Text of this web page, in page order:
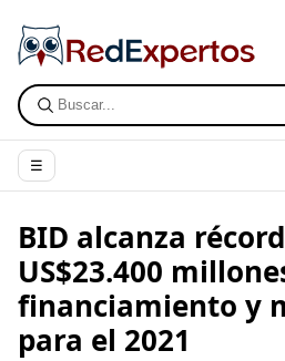
☰
BID alcanza
US$23.400
financiamiento y
para el 2021